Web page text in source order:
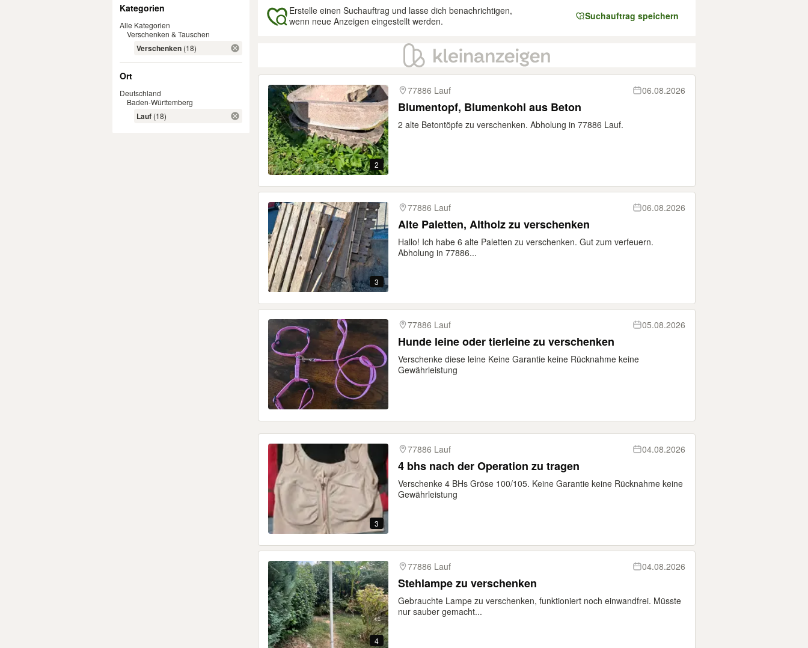
Kategorien
Alle Kategorien
Verschenken & Tauschen
Verschenken (18)
Ort
Deutschland
Baden-Württemberg
Lauf (18)
Erstelle einen Suchauftrag und lasse dich benachrichtigen,
wenn neue Anzeigen eingestellt werden.
Suchauftrag speichern
Ergebnisse
2
77886 Lauf 06.08.2026
Blumentopf, Blumenkohl aus Beton
2 alte Betontöpfe zu verschenken. Abholung in 77886 Lauf.
3
77886 Lauf 06.08.2026
Alte Paletten, Altholz zu verschenken
Hallo! Ich habe 6 alte Paletten zu verschenken. Gut zum verfeuern.
Abholung in 77886...
77886 Lauf 05.08.2026
Hunde leine oder tierleine zu verschenken
Verschenke diese leine Keine Garantie keine Rücknahme keine
Gewährleistung
3
77886 Lauf 04.08.2026
4 bhs nach der Operation zu tragen
Verschenke 4 BHs Gröse 100/105. Keine Garantie keine Rücknahme keine
Gewährleistung
4
77886 Lauf 04.08.2026
Stehlampe zu verschenken
Gebrauchte Lampe zu verschenken, funktioniert noch einwandfrei. Müsste
nur sauber gemacht...